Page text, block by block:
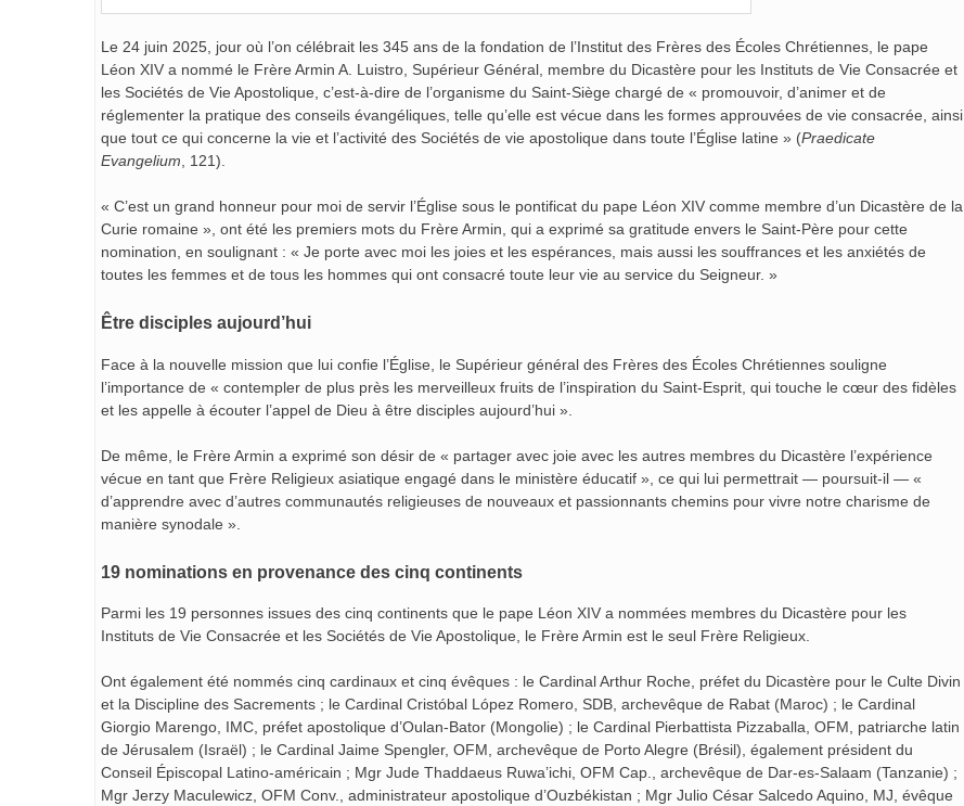
Le 24 juin 2025, jour où l’on célébrait les 345 ans de la fondation de l’Institut des Frères des Écoles Chrétiennes, le pape
Léon XIV a nommé le Frère Armin A. Luistro, Supérieur Général, membre du Dicastère pour les Instituts de Vie Consacrée et
les Sociétés de Vie Apostolique, c’est-à-dire de l’organisme du Saint-Siège chargé de « promouvoir, d’animer et de
réglementer la pratique des conseils évangéliques, telle qu’elle est vécue dans les formes approuvées de vie consacrée, ainsi
que tout ce qui concerne la vie et l’activité des Sociétés de vie apostolique dans toute l’Église latine » (Praedicate
Evangelium, 121).
« C’est un grand honneur pour moi de servir l’Église sous le pontificat du pape Léon XIV comme membre d’un Dicastère de la
Curie romaine », ont été les premiers mots du Frère Armin, qui a exprimé sa gratitude envers le Saint-Père pour cette
nomination, en soulignant : « Je porte avec moi les joies et les espérances, mais aussi les souffrances et les anxiétés de
toutes les femmes et de tous les hommes qui ont consacré toute leur vie au service du Seigneur. »
Être disciples aujourd’hui
Face à la nouvelle mission que lui confie l’Église, le Supérieur général des Frères des Écoles Chrétiennes souligne
l’importance de « contempler de plus près les merveilleux fruits de l’inspiration du Saint-Esprit, qui touche le cœur des fidèles
et les appelle à écouter l’appel de Dieu à être disciples aujourd’hui ».
De même, le Frère Armin a exprimé son désir de « partager avec joie avec les autres membres du Dicastère l’expérience
vécue en tant que Frère Religieux asiatique engagé dans le ministère éducatif », ce qui lui permettrait — poursuit-il — «
d’apprendre avec d’autres communautés religieuses de nouveaux et passionnants chemins pour vivre notre charisme de
manière synodale ».
19 nominations en provenance des cinq continents
Parmi les 19 personnes issues des cinq continents que le pape Léon XIV a nommées membres du Dicastère pour les
Instituts de Vie Consacrée et les Sociétés de Vie Apostolique, le Frère Armin est le seul Frère Religieux.
Ont également été nommés cinq cardinaux et cinq évêques : le Cardinal Arthur Roche, préfet du Dicastère pour le Culte Divin
et la Discipline des Sacrements ; le Cardinal Cristóbal López Romero, SDB, archevêque de Rabat (Maroc) ; le Cardinal
Giorgio Marengo, IMC, préfet apostolique d’Oulan-Bator (Mongolie) ; le Cardinal Pierbattista Pizzaballa, OFM, patriarche latin
de Jérusalem (Israël) ; le Cardinal Jaime Spengler, OFM, archevêque de Porto Alegre (Brésil), également président du
Conseil Épiscopal Latino-américain ; Mgr Jude Thaddaeus Ruwa’ichi, OFM Cap., archevêque de Dar-es-Salaam (Tanzanie) ;
Mgr Jerzy Maculewicz, OFM Conv., administrateur apostolique d’Ouzbékistan ; Mgr Julio César Salcedo Aquino, MJ, évêque